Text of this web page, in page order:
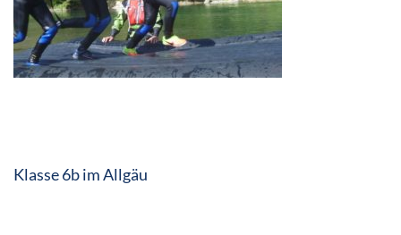
Beitragsnavigation
Klasse 6b im Allgäu